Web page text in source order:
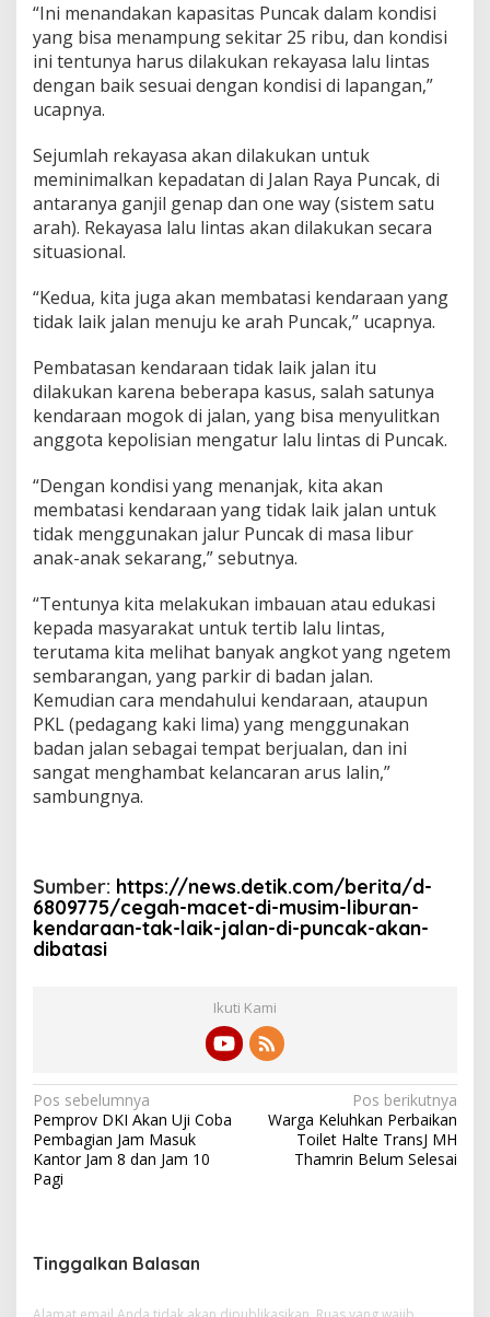
c
a
k
A
k
D
i
b
a
t
i
“Ini menandakan kapasitas Puncak dalam kondisi
yang bisa menampung sekitar 25 ribu, dan kondisi
ini tentunya harus dilakukan rekayasa lalu lintas
dengan baik sesuai dengan kondisi di lapangan,”
ucapnya.
Sejumlah rekayasa akan dilakukan untuk
meminimalkan kepadatan di Jalan Raya Puncak, di
antaranya ganjil genap dan one way (sistem satu
arah). Rekayasa lalu lintas akan dilakukan secara
situasional.
“Kedua, kita juga akan membatasi kendaraan yang
tidak laik jalan menuju ke arah Puncak,” ucapnya.
Pembatasan kendaraan tidak laik jalan itu
dilakukan karena beberapa kasus, salah satunya
kendaraan mogok di jalan, yang bisa menyulitkan
anggota kepolisian mengatur lalu lintas di Puncak.
“Dengan kondisi yang menanjak, kita akan
membatasi kendaraan yang tidak laik jalan untuk
tidak menggunakan jalur Puncak di masa libur
anak-anak sekarang,” sebutnya.
“Tentunya kita melakukan imbauan atau edukasi
kepada masyarakat untuk tertib lalu lintas,
terutama kita melihat banyak angkot yang ngetem
sembarangan, yang parkir di badan jalan.
Kemudian cara mendahului kendaraan, ataupun
PKL (pedagang kaki lima) yang menggunakan
badan jalan sebagai tempat berjualan, dan ini
sangat menghambat kelancaran arus lalin,”
sambungnya.
Sumber: https://news.detik.com/berita/d-
6809775/cegah-macet-di-musim-liburan-
kendaraan-tak-laik-jalan-di-puncak-akan-
dibatasi
Ikuti Kami
N
a
v
a
Pos sebelumnya
Pemprov DKI Akan Uji Coba
Pembagian Jam Masuk
Kantor Jam 8 dan Jam 10
Pagi
Pos berikutnya
Warga Keluhkan Perbaikan
Toilet Halte TransJ MH
Thamrin Belum Selesai
Tinggalkan Balasan